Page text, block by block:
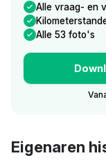
Alle vraag- en
Alle 53 foto's
Eigenaren